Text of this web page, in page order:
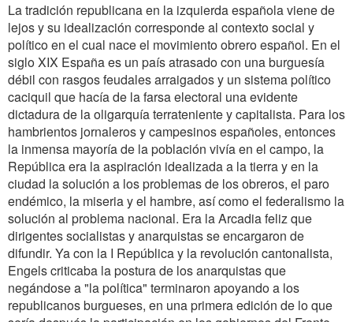
La tradición republicana en la izquierda española viene de
lejos y su idealización corresponde al contexto social y
político en el cual nace el movimiento obrero español. En el
siglo XIX España es un país atrasado con una burguesía
débil con rasgos feudales arraigados y un sistema político
caciquil que hacía de la farsa electoral una evidente
dictadura de la oligarquía terrateniente y capitalista. Para los
hambrientos jornaleros y campesinos españoles, entonces
la inmensa mayoría de la población vivía en el campo, la
República era la aspiración idealizada a la tierra y en la
ciudad la solución a los problemas de los obreros, el paro
endémico, la miseria y el hambre, así como el federalismo la
solución al problema nacional. Era la Arcadia feliz que
dirigentes socialistas y anarquistas se encargaron de
difundir. Ya con la I República y la revolución cantonalista,
Engels criticaba la postura de los anarquistas que
negándose a "la política" terminaron apoyando a los
republicanos burgueses, en una primera edición de lo que